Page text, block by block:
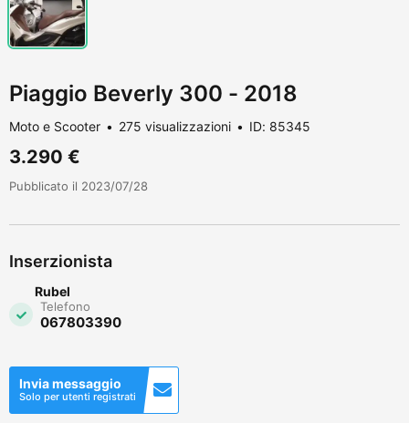
Piaggio Beverly 300 - 2018
Moto e Scooter 275 visualizzazioni ID: 85345
3.290 €
Pubblicato il 2023/07/28
Inserzionista
Rubel
Telefono
067803390
Invia messaggio
Solo per utenti registrati